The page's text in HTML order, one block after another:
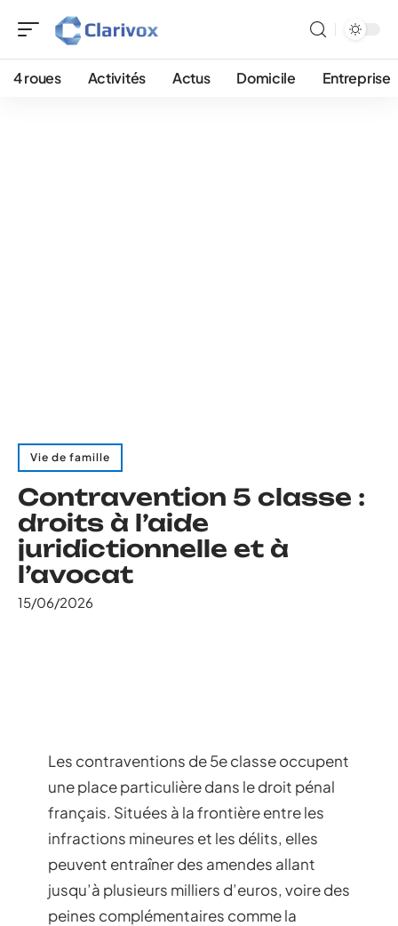
4 roues Activités Actus Domicile Entreprise
Vie de famille
Contravention 5 classe :
droits à l’aide
juridictionnelle et à
l’avocat
15/06/2026
Les contraventions de 5e classe occupent
une place particulière dans le droit pénal
français. Situées à la frontière entre les
infractions mineures et les délits, elles
peuvent entraîner des amendes allant
jusqu’à plusieurs milliers d’euros, voire des
peines complémentaires comme la